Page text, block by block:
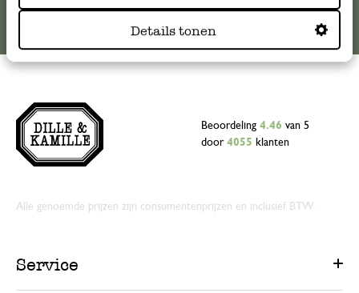
Details tonen
Beoordeling 4.46 van 5
door 4055 klanten
Alle genoemde prijzen zijn consumentenprijzen en inclusief BTW.
Service